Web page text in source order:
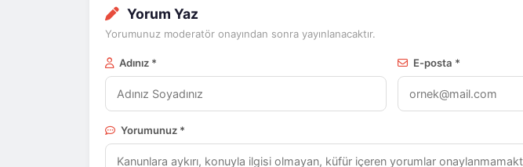
Yorum Yaz
Yorumunuz moderatör onayından sonra yayınlanacaktır.
Adınız * E-posta *
Yorumunuz *